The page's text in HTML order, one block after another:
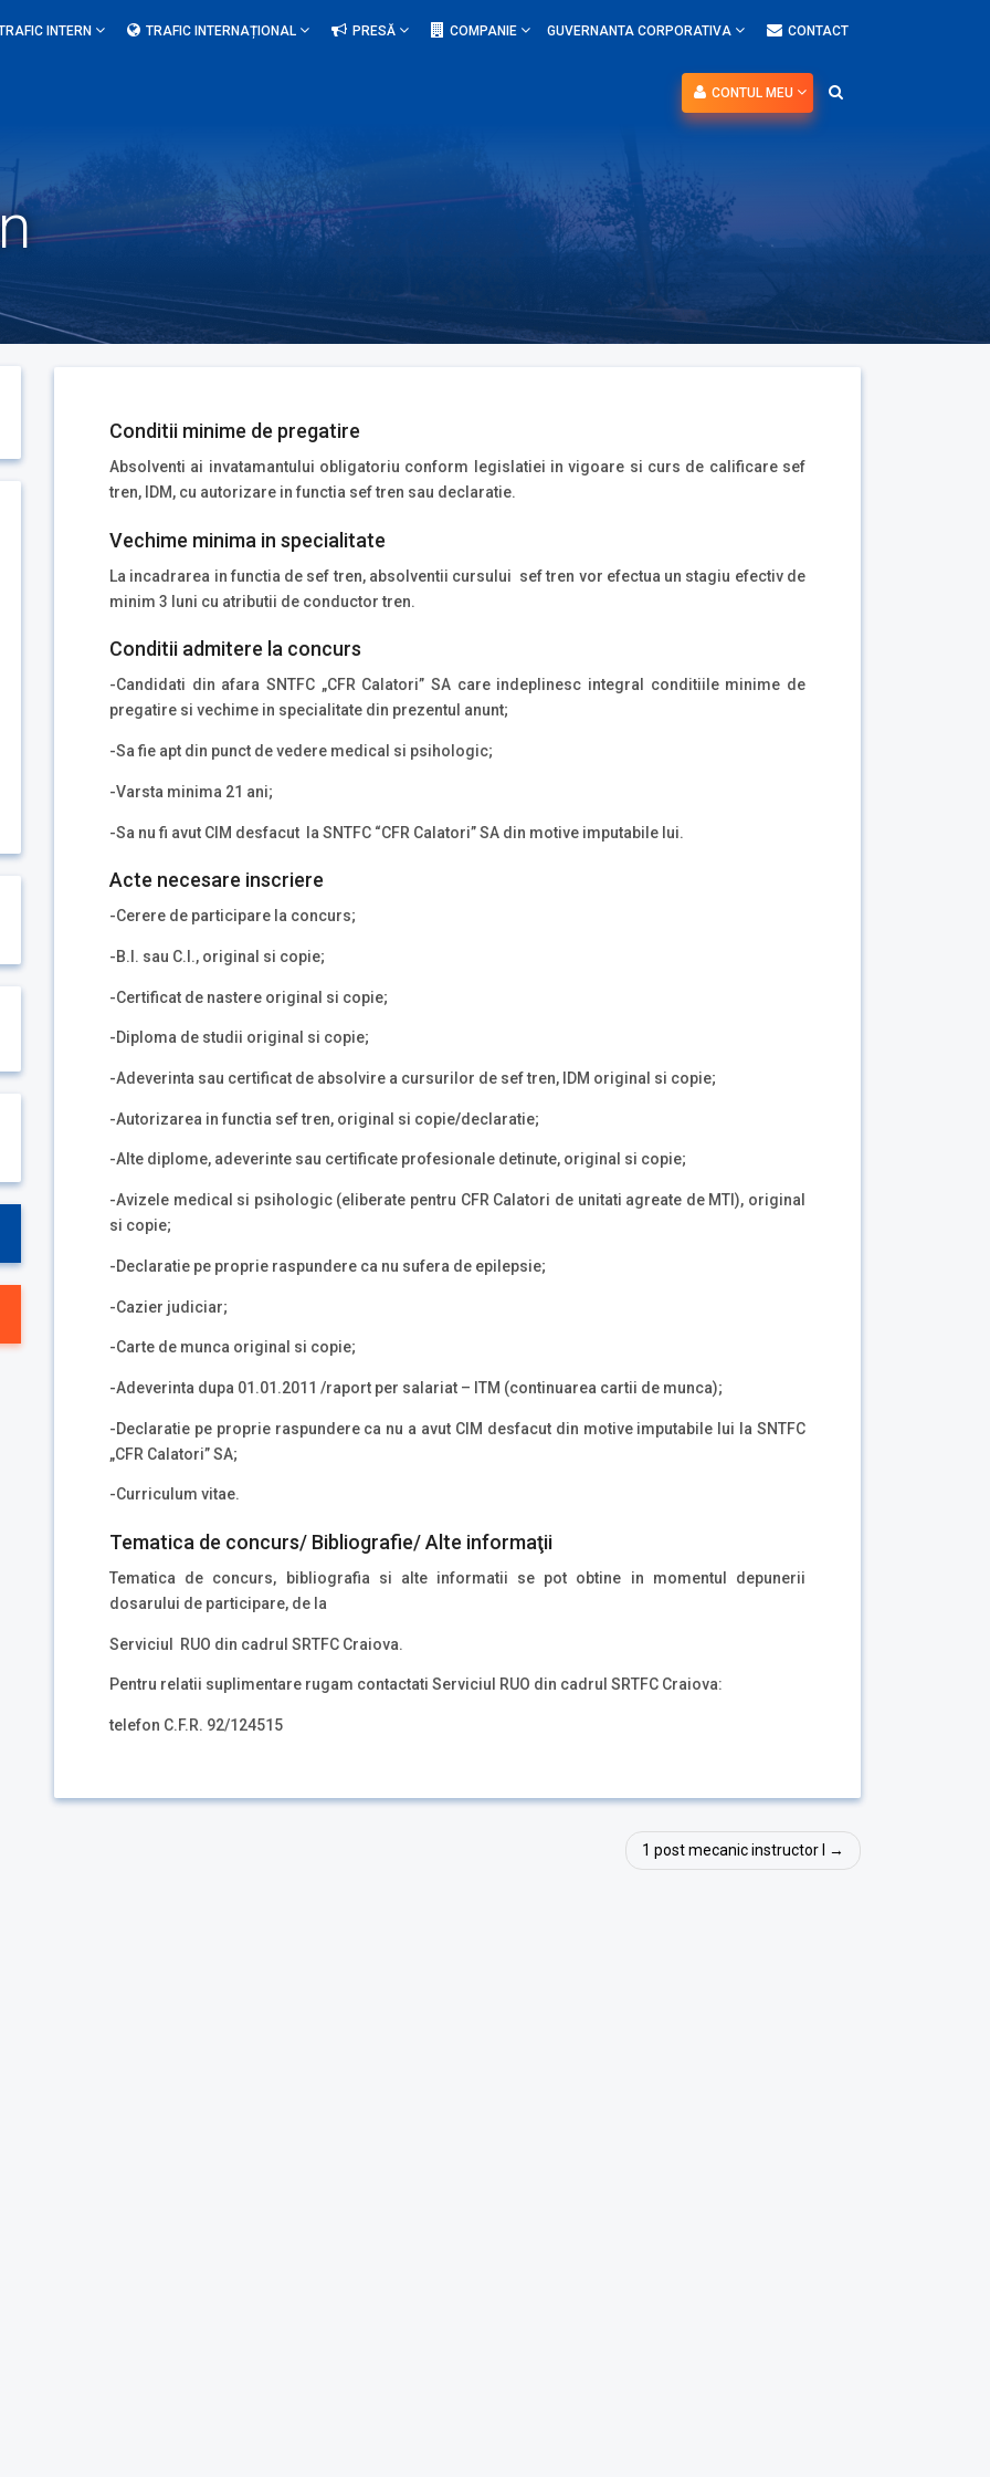
INTERN TRAFIC INTERNAȚIONAL PRESĂ COMPANIE GUVERNANTA CORPORATIVA CONTACT
CONTUL MEU
Conditii minime de pregatire
Absolventi ai invatamantului obligatoriu conform legislatiei in vigoare si curs de calificare sef
tren, IDM, cu autorizare in functia sef tren sau declaratie.
Vechime minima in specialitate
La incadrarea in functia de sef tren, absolventii cursului sef tren vor efectua un stagiu efectiv de
minim 3 luni cu atributii de conductor tren.
Conditii admitere la concurs
-Candidati din afara SNTFC „CFR Calatori” SA care indeplinesc integral conditiile minime de
pregatire si vechime in specialitate din prezentul anunt;
-Sa fie apt din punct de vedere medical si psihologic;
-Varsta minima 21 ani;
-Sa nu fi avut CIM desfacut la SNTFC “CFR Calatori” SA din motive imputabile lui.
Acte necesare inscriere
-Cerere de participare la concurs;
-B.I. sau C.I., original si copie;
-Certificat de nastere original si copie;
-Diploma de studii original si copie;
-Adeverinta sau certificat de absolvire a cursurilor de sef tren, IDM original si copie;
-Autorizarea in functia sef tren, original si copie/declaratie;
-Alte diplome, adeverinte sau certificate profesionale detinute, original si copie;
-Avizele medical si psihologic (eliberate pentru CFR Calatori de unitati agreate de MTI), original
si copie;
-Declaratie pe proprie raspundere ca nu sufera de epilepsie;
-Cazier judiciar;
-Carte de munca original si copie;
-Adeverinta dupa 01.01.2011 /raport per salariat – ITM (continuarea cartii de munca);
-Declaratie pe proprie raspundere ca nu a avut CIM desfacut din motive imputabile lui la SNTFC
„CFR Calatori” SA;
-Curriculum vitae.
Tematica de concurs/ Bibliografie/ Alte informaţii
Tematica de concurs, bibliografia si alte informatii se pot obtine in momentul depunerii
dosarului de participare, de la
Serviciul RUO din cadrul SRTFC Craiova.
Pentru relatii suplimentare rugam contactati Serviciul RUO din cadrul SRTFC Craiova:
telefon C.F.R. 92/124515
1 post mecanic instructor I